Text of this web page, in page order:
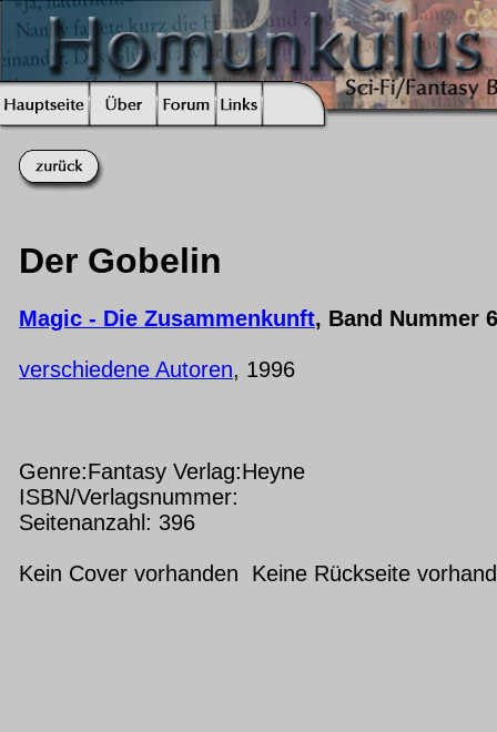
Der Gobelin
Magic - Die Zusammenkunft, Band Nummer 6
verschiedene Autoren, 1996
Genre:Fantasy Verlag:Heyne
ISBN/Verlagsnummer:
Seitenanzahl: 396
Kein Cover vorhanden Keine Rückseite